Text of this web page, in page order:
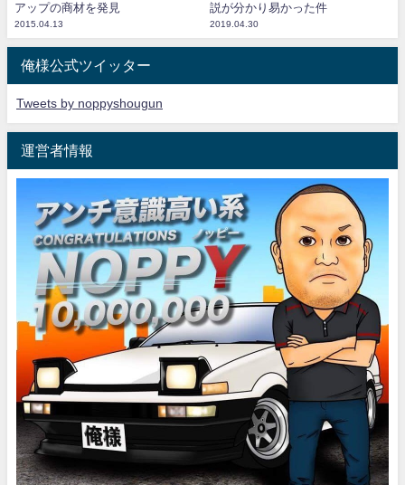
アップの商材を発見
2015.04.13
説が分かり易かった件
2019.04.30
俺様公式ツイッター
Tweets by noppyshougun
運営者情報